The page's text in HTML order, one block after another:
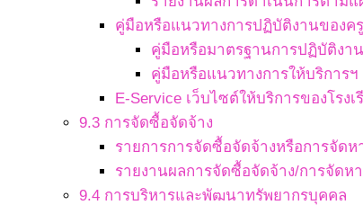
คู่มือหรือแนวทางการปฏิบัติงานของค
คู่มือหรือมาตรฐานการปฏิบัติงาน
คู่มือหรือแนวทางการให้บริการฯ
E-Service เว็บไซต์ให้บริการของโรงเ
9.3 การจัดซื้อจัดจ้าง
รายการการจัดซื้อจัดจ้างหรือการจัดห
รายงานผลการจัดซื้อจัดจ้าง/การจัดห
9.4 การบริหารและพัฒนาทรัพยากรบุคคล